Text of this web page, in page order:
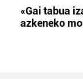
«Gai tabua
azkeneko